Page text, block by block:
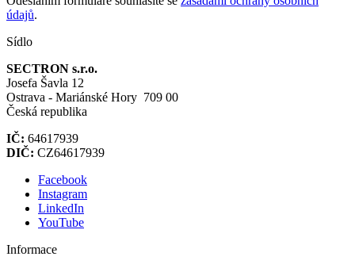
údajů.
Sídlo
SECTRON s.r.o.
Josefa Šavla 12
Ostrava - Mariánské Hory 709 00
Česká republika
IČ: 64617939
DIČ: CZ64617939
Facebook
Instagram
LinkedIn
YouTube
Informace